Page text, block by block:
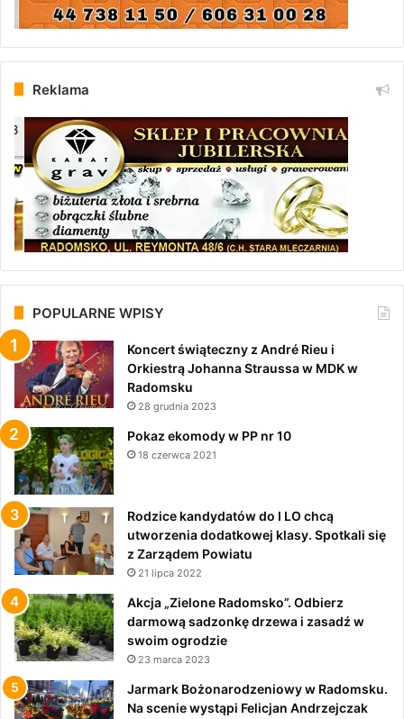
Reklama
POPULARNE WPISY
Koncert świąteczny z André Rieu i
Orkiestrą Johanna Straussa w MDK w
Radomsku
28 grudnia 2023
Pokaz ekomody w PP nr 10
18 czerwca 2021
Rodzice kandydatów do I LO chcą
utworzenia dodatkowej klasy. Spotkali się
z Zarządem Powiatu
21 lipca 2022
Akcja „Zielone Radomsko”. Odbierz
darmową sadzonkę drzewa i zasadź w
swoim ogrodzie
23 marca 2023
Jarmark Bożonarodzeniowy w Radomsku.
Na scenie wystąpi Felicjan Andrzejczak